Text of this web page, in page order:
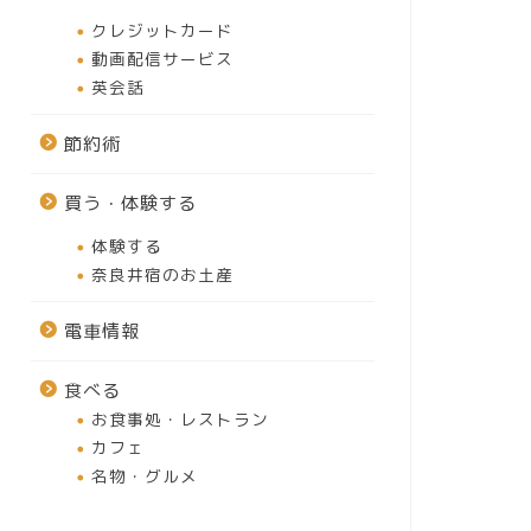
クレジットカード
動画配信サービス
英会話
節約術
買う・体験する
体験する
奈良井宿のお土産
電車情報
食べる
お食事処・レストラン
カフェ
名物・グルメ